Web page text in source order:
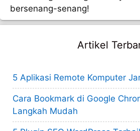
bersenang-senang!
Artikel
5 Aplikasi Remote Komputer
Cara Bookmark di Google
Langkah Mudah